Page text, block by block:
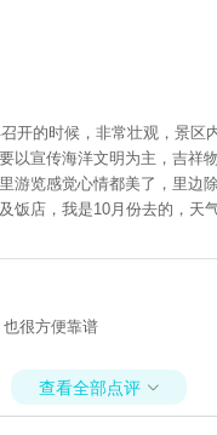
开的时候，非常壮观，景区
以宣传海洋文明为主，吉祥
游览感觉心情都美了，里边
饭店，我是10月份去的，天
很方便靠谱
查看全部点评 